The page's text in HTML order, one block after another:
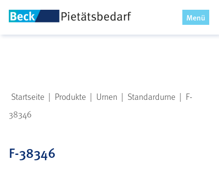
Menü
x
Startseite | Produkte | Urnen | Standardurne | F-
38346
F-38346